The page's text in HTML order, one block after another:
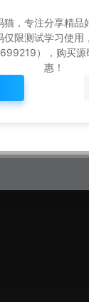
猫，专注分享精品
仅限测试学习使用
），购买
惠！